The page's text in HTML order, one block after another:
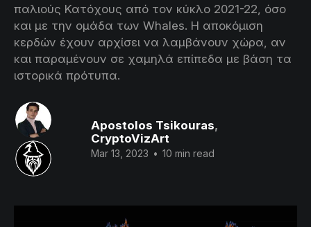
παλιούς Κατόχους από τον κύκλο 2021-22, όσο
και με την ομάδα των Whales. Η αποκόμιση
κερδών έχουν αρχίσει να λαμβάνουν χώρα, αν
και παραμένουν σε χαμηλά επίπεδα με βάση τα
ιστορικά πρότυπα.
Apostolos Tsikouras,
CryptoVizArt
Mar 13, 2023 • 10 min read